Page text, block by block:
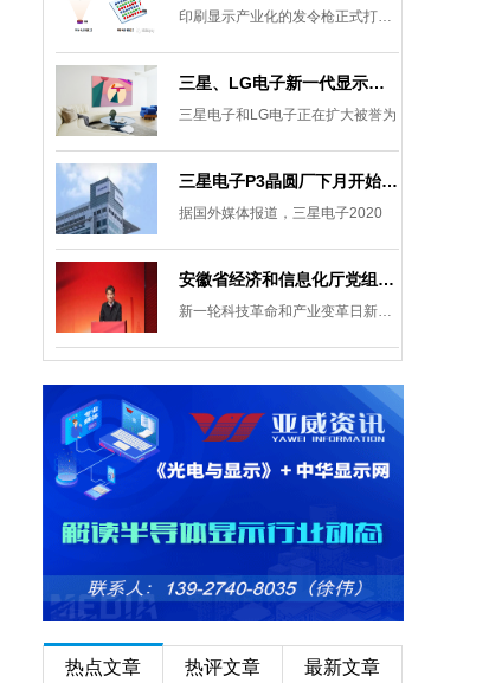
印刷显示产业化的发令枪正式打响。
三星、LG电子新一代显示发展目标：集中扩大Micro LED 应用产品线
三星电子和LG电子正在扩大被誉为
三星电子P3晶圆厂下月开始安装设备，计划下半年建成
据国外媒体报道，三星电子2020
安徽省经济和信息化厅党组成员、副厅长柯文斌：掌握显示技术发展主动权 打造新型显示产业制造集群
新一轮科技革命和产业变革日新月异
热点文章 热评文章 最新文章